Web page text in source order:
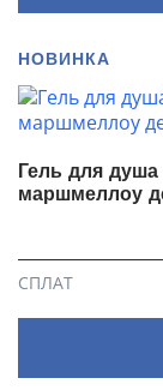
НОВИНКА
Гель для
маршмеллоу
СПЛАТ